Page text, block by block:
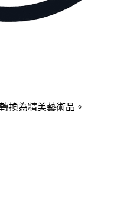
換為精美藝術品。